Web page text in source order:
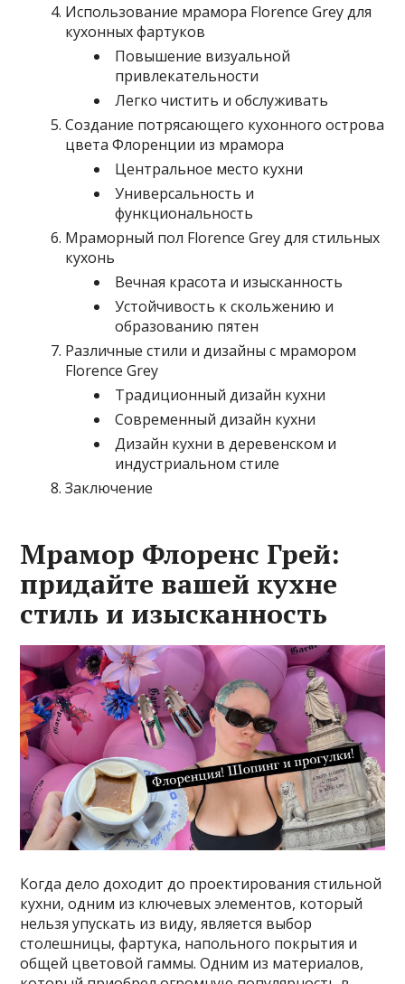
Использование мрамора Florence Grey для
кухонных фартуков
Повышение визуальной
привлекательности
Легко чистить и обслуживать
Создание потрясающего кухонного острова
цвета Флоренции из мрамора
Центральное место кухни
Универсальность и
функциональность
Мраморный пол Florence Grey для стильных
кухонь
Вечная красота и изысканность
Устойчивость к скольжению и
образованию пятен
Различные стили и дизайны с мрамором
Florence Grey
Традиционный дизайн кухни
Современный дизайн кухни
Дизайн кухни в деревенском и
индустриальном стиле
Заключение
Мрамор Флоренс Грей:
придайте вашей кухне
стиль и изысканность
Когда дело доходит до проектирования стильной
кухни, одним из ключевых элементов, который
нельзя упускать из виду, является выбор
столешницы, фартука, напольного покрытия и
общей цветовой гаммы. Одним из материалов,